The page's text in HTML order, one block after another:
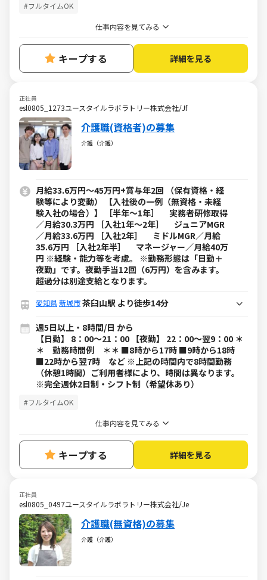
#フルタイムOK
仕事内容を見てみる
キープする 詳細を見る
正社員
esl0805_1273ユースタイルラボラトリー株式会社/Jf
介護職(資格者)の募集
介護（介護）
月給33.6万円～45万円+賞与年2回 （保有資格・経
験等により変動） 【入社後の一例（無資格・未経
験入社の場合）】 ［半年～1年］ 実務者研修取得
／月給30.3万円 ［入社1年～2年］ ジュニアMGR
／月給33.6万円 ［入社2年］ ミドルMGR／月給
35.6万円 ［入社2年半］ マネージャー／月給40万
円 ※経験・能力等を考慮。 ※勤務形態は「日勤＋
夜勤」です。夜勤手当12回（6万円）を含みます。
超過分は別途支給となります。
愛知県新城市茶臼山駅 より徒歩14分
週5日以上・8時間/日 から
【日勤】 8：00～21：00 【夜勤】 22：00～翌9：00 ＊
＊ 勤務時間例 ＊＊ ■8時から17時 ■9時から18時
■22時から翌7時 など ※上記の時間内で8時間勤務
（休憩1時間）ご利用者様により、時間は異なります。
※完全週休2日制・シフト制（希望休あり）
#フルタイムOK
仕事内容を見てみる
キープする 詳細を見る
正社員
esl0805_0497ユースタイルラボラトリー株式会社/Je
介護職(無資格)の募集
介護（介護）